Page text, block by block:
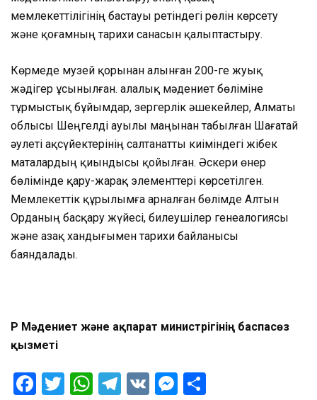
мемлекеттілігінің бастауы ретіндегі рөлін көрсету
және қоғамның тарихи санасын қалыптастыру.
Көрмеде музей қорынан алынған 200-ге жуық
жәдігер ұсынылған. Қалалық мәдениет бөліміне
тұрмыстық бұйымдар, зергерлік әшекейлер, Алматы
облысы Шеңгелді ауылы маңынан табылған Шағатай
әулеті ақсүйектерінің салтанатты киіміндегі жібек
маталардың қиындысы қойылған. Әскери өнер
бөлімінде қару-жарақ элементтері көрсетілген.
Мемлекеттік құрылымға арналған бөлімде Алтын
Орданың басқару жүйесі, билеушілер генеалогиясы
және Қазақ хандығымен тарихи байланысы
баяндалады.
ҚР Мәдениет және ақпарат министрігінің баспасөз
қызметі
Facebook
Twitter
WhatsApp
Telegram
VK Messenger